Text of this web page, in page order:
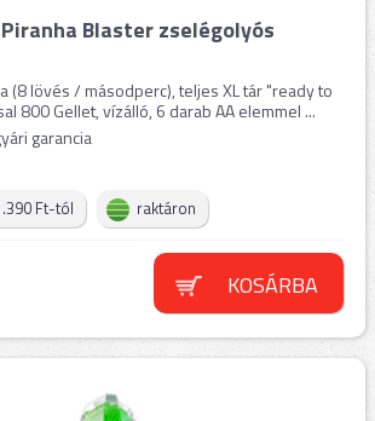
Piranha Blaster zselégolyós
(8 lövés / másodperc), teljes XL tár "ready to
800 Gellet, vízálló, 6 darab AA elemmel ...
garancia
Ft-tól raktáron
KOSÁRBA